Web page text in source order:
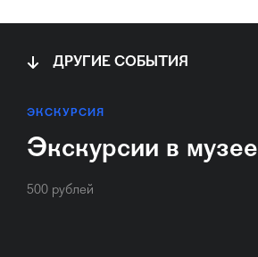
ДРУГИЕ СОБЫТИЯ
ЭКСКУРСИЯ
Экскурсии в музее
500 рублей